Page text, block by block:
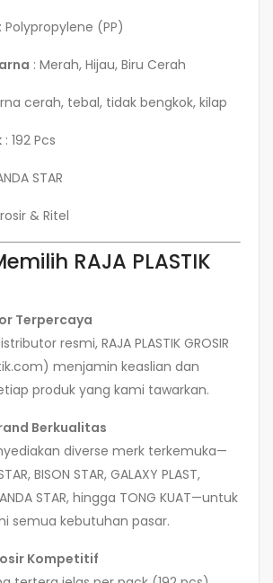
: Polypropylene (PP)
: Merah, Hijau, Biru Cerah
cerah, tebal, tidak bengkok, kilap
: 192 Pcs
STAR
& Ritel
RAJA PLASTIK
Terpercaya
resmi, RAJA PLASTIK GROSIR
menjamin keaslian dan
produk yang kami tawarkan.
Berkualitas
diverse merk terkemuka—
BISON STAR, GALAXY PLAST,
STAR, hingga TONG KUAT—untuk
semua kebutuhan pasar.
Kompetitif